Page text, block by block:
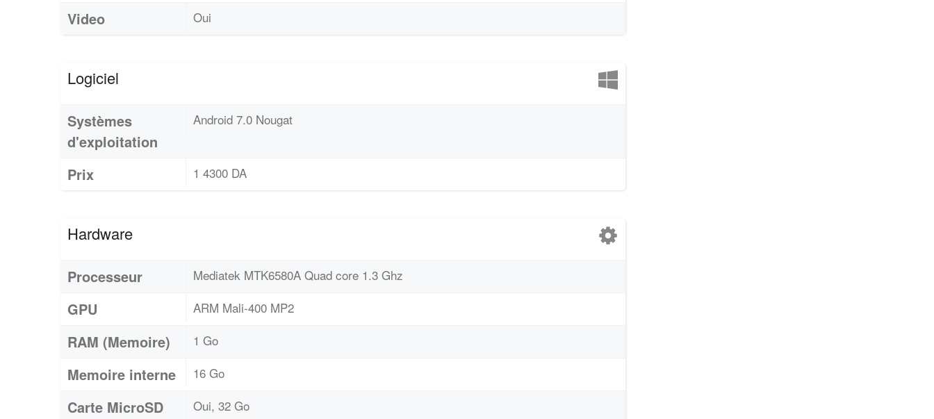
Video Oui
Logiciel
Systèmes
d'exploitation
Android 7.0 Nougat
Prix 1 4300 DA
Hardware
Processeur Mediatek MTK6580A Quad core 1.3 Ghz
GPU ARM Mali-400 MP2
RAM (Memoire) 1 Go
Memoire interne 16 Go
Carte MicroSD Oui, 32 Go